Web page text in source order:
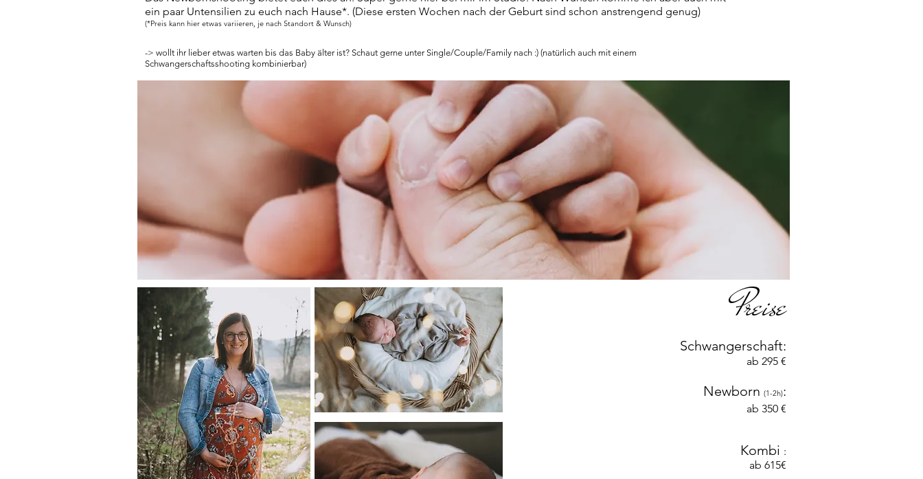
ein paar Untensilien zu euch nach Hause*. (Diese ersten Wochen nach der Geburt sind schon anstrengend genug)
(*Preis kann hier etwas variieren, je nach Standort & Wunsch)
-> wollt ihr lieber etwas warten bis das Baby älter ist? Schaut gerne unter Single/Couple/Family nach :) (natürlich auch mit einem
Schwangerschaftsshooting kombinierbar)
Preise
Schwangerschaft:
ab 295 €
Newborn (1-2h):
ab 350 €
Kombi :
ab 615€